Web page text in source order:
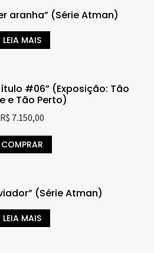
aranha” (Série Atman)
LEIA MAIS
#06” (Exposição: Tão
e Tão Perto)
R$ 7.150,00
COMPRAR
(Série Atman)
LEIA MAIS